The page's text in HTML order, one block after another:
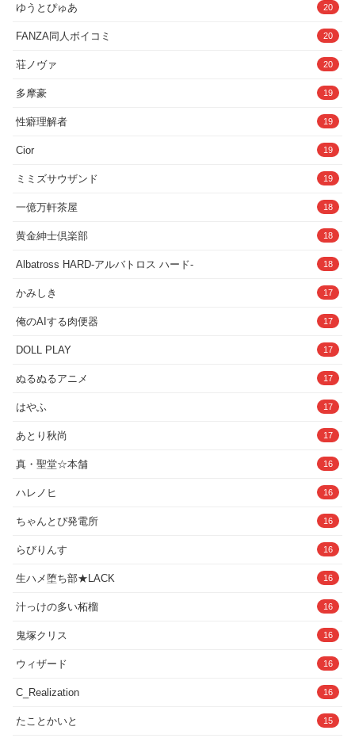
==============================
===========アオイの存在を受け入れ
たキミは、そのままアオイと騎乗位セッ
クスをすることに。アオイはキミに受け
入れてもらえたことを喜びながら、艶や
たものの、何度果ててもアオイの命令で
心に包まれる。そのうちキミは、耳鳴り
と共に意識が遠退いていくのだった…。
「あはぁ♪ ああっ♪ あああぁ♪ すごぉい♪
キミのおちんちんから命がたぁくさん流
れ込んできてるよぉ♪ああぁ…美味しい♪
命の味が子宮に広がってるぅ♪ 次はもう
っき言ったじゃない♪死んでも大丈夫だ
ぁ♪ 」【含まれる要素】クンニ、騎乗位
==============================
===========■トラック5b_逃げた果て
==============================
キミは、夢の中でアオイに襲われる。ア
ミ。行為の後、目が覚めたキミのもとに
訪れたアオイが、ドア越しに狂気を混え
て真相を語り出す…。「うふふふ♪ あは
っ♪ あははははははっ♪もうキミは逃げら
れないってわかったでしょ？ ねぇ♪ だか
らこのドアを開けて♪ 」【含まれる要
ッチラストちょっとホラー描写注意（突
でご安心ください）・ー・ー・ー・ー・
ー・ー・ー・ー・ー・ー・ー・ー・ー・
ー・ー・ー・ー・ー・ー・■同梱内容 ＊
本編データ約1時間22分（効果音有無ver.
をご用意しております） ＊パッケージ＋
その他イラストデータ（PNG形式） ＊オ
クレジット 声優:西瓜すいか様 絵:MINK
ピン様編集＆監修:ありがた〜い私 効果音
をお借りしております: DLsiteクリエイタ
ー学園様■ありがた屋サークル主の、あり
がた〜い私こと、ありがた姉さんって？
成人向け音声サークル『ありがた屋』を
管理しながら、自らもR18作品にボイス
ている、ただの睾丸好きの人妻お姉さん
ゆうとぴゅあ 20
FANZA同人ボイコミ 20
荘ノヴァ 20
多摩豪 19
性癖理解者 19
Cior 19
ミミズサウザンド 19
一億万軒茶屋 18
黄金紳士倶楽部 18
Albatross HARD‐アルバトロス ハード‐ 18
かみしき 17
俺のAIする肉便器 17
DOLL PLAY 17
ぬるぬるアニメ 17
はやふ 17
あとり秋尚 17
真・聖堂☆本舗 16
ハレノヒ 16
ちゃんとぴ発電所 16
らびりんす 16
生ハメ堕ち部★LACK 16
汁っけの多い柘榴 16
鬼塚クリス 16
ウィザード 16
C_Realization 16
たことかいと 15